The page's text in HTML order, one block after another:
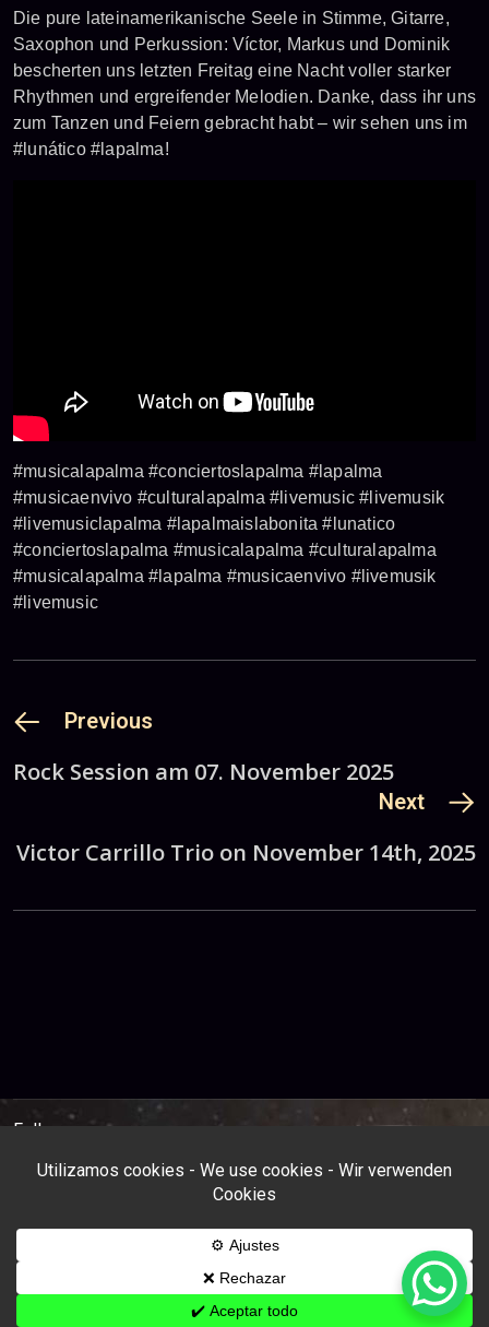
Die pure lateinamerikanische Seele in Stimme, Gitarre,
Saxophon und Perkussion: Víctor, Markus und Dominik
bescherten uns letzten Freitag eine Nacht voller starker
Rhythmen und ergreifender Melodien. Danke, dass ihr uns
zum Tanzen und Feiern gebracht habt – wir sehen uns im
#lunático #lapalma!
#musicalapalma #conciertoslapalma #lapalma
#musicaenvivo #culturalapalma #livemusic #livemusik
#livemusiclapalma #lapalmaislabonita #lunatico
#conciertoslapalma #musicalapalma #culturalapalma
#musicalapalma #lapalma #musicaenvivo #livemusik
#livemusic
Previous
Rock Session am 07. November 2025
Next
Victor Carrillo Trio on November 14th, 2025
Follow us: